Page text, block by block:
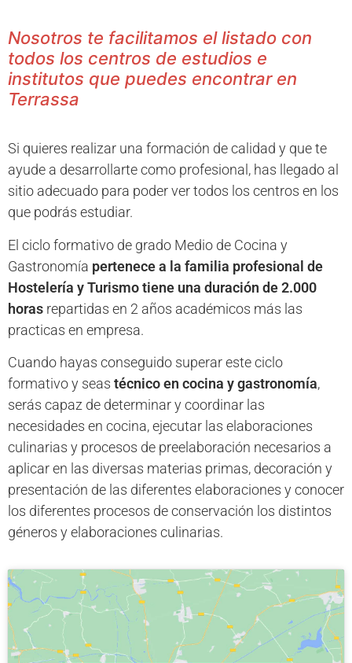
Nosotros te facilitamos el listado con
todos los centros de estudios e
institutos que puedes encontrar en
Terrassa
Si quieres realizar una formación de calidad y que te
ayude a desarrollarte como profesional, has llegado al
sitio adecuado para poder ver todos los centros en los
que podrás estudiar.
El ciclo formativo de grado Medio de Cocina y
Gastronomía pertenece a la familia profesional de
Hostelería y Turismo tiene una duración de 2.000
horas repartidas en 2 años académicos más las
practicas en empresa.
Cuando hayas conseguido superar este ciclo
formativo y seas técnico en cocina y gastronomía,
serás capaz de determinar y coordinar las
necesidades en cocina, ejecutar las elaboraciones
culinarias y procesos de preelaboración necesarios a
aplicar en las diversas materias primas, decoración y
presentación de las diferentes elaboraciones y conocer
los diferentes procesos de conservación los distintos
géneros y elaboraciones culinarias.